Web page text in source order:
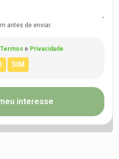
antes de enviar.
Termos e Privacidade
interesse